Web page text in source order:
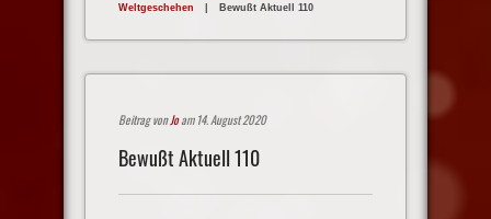
Weltgeschehen
| Bewußt Aktuell 110
Beitrag vonJoam 14. August 2020
Bewußt Aktuell 110